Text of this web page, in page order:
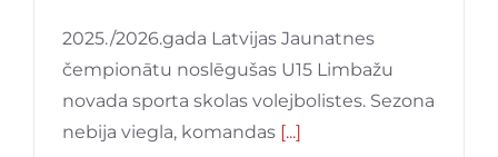
2025./2026.gada Latvijas Jaunatnes
čempionātu noslēgušas U15 Limbažu
novada sporta skolas volejbolistes. Sezona
nebija viegla, komandas [...]